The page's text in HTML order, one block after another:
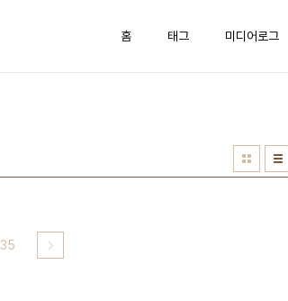
홈 태그 미디어로그
35